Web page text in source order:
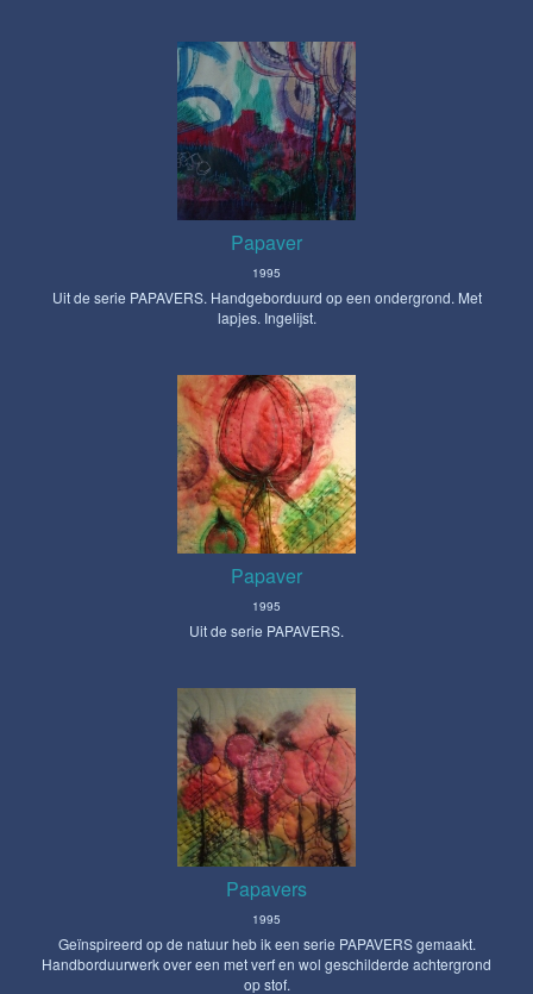
Papaver
1995
Uit de serie PAPAVERS. Handgeborduurd op een ondergrond. Met
lapjes. Ingelijst.
Papaver
1995
Uit de serie PAPAVERS.
Papavers
1995
Geïnspireerd op de natuur heb ik een serie PAPAVERS gemaakt.
Handborduurwerk over een met verf en wol geschilderde achtergrond
op stof.